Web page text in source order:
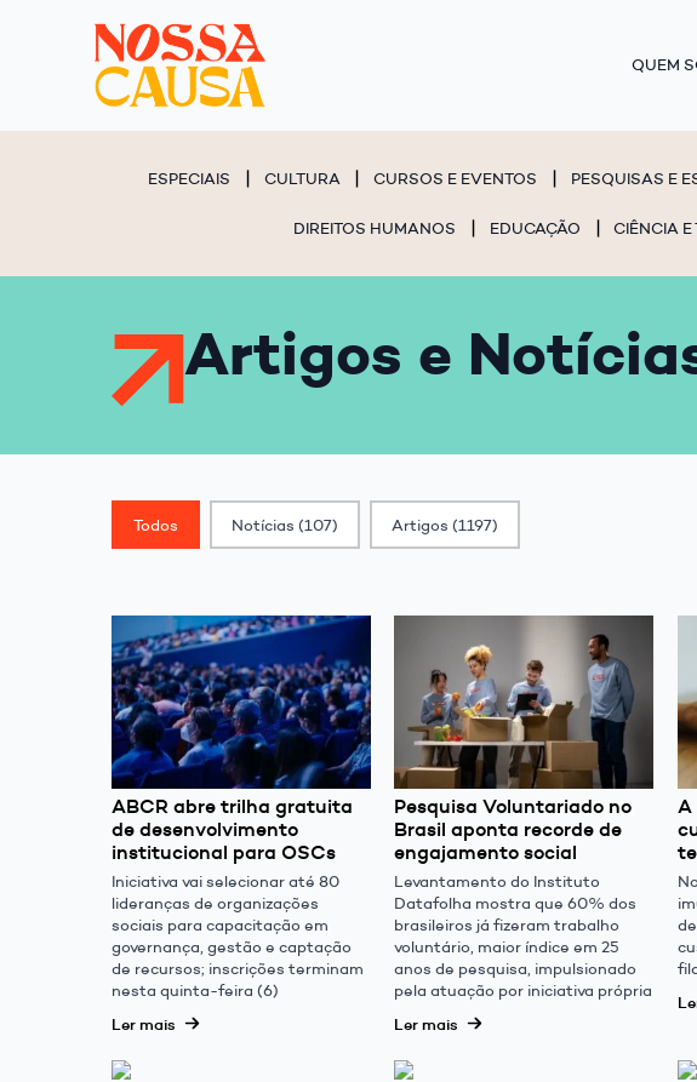
QUEM
ESPECIAIS CULTURA CURSOS E EVENTOS PESQUISAS E
DIREITOS HUMANOS EDUCAÇÃO CIÊNCIA
Artigos e
Classif. Post
Todos Notícias (107) Artigos (1197)
ABCR abre trilha gratuita
de desenvolvimento
institucional para OSCs
Iniciativa vai selecionar até 80
lideranças de organizações
sociais para capacitação em
governança, gestão e captação
de recursos; inscrições terminam
nesta quinta-feira (6)
Ler mais
Pesquisa Voluntariado no
Brasil aponta recorde de
engajamento social
Levantamento do Instituto
Datafolha mostra que 60% dos
brasileiros já fizeram trabalho
voluntário, maior índice em 25
anos de pesquisa, impulsionado
pela atuação por iniciativa própria
Ler mais
A